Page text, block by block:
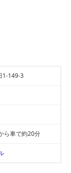
1-149-3
ら車で約20分